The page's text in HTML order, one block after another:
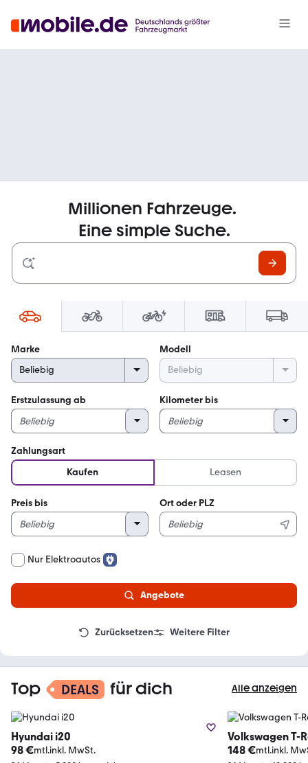
Millionen Fahrzeuge.
Eine simple Suche.
m
F
Marke Modell
Erstzulassung ab Kilometer bis
Zahlungsart
Kaufen
Leasen
Preis bis Ort oder PLZ
Nur Elektroautos
Zurücksetzen Weitere Filter
Angebote
Top DEALS für dich Alle anzeigen
Hyundaii20
98€mtl.inkl. MwSt.
VolkswagenT-
148€mtl.inkl.